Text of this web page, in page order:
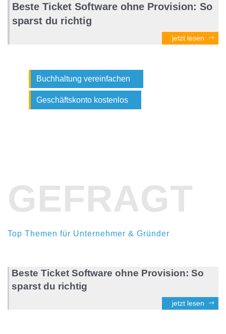
Beste Ticket Software ohne Provision: So
sparst du richtig
jetzt lesen
Buchhaltung vereinfachen
Geschäftskonto kostenlos
GEFRAGT
Top Themen für Unternehmer & Gründer
Beste Ticket Software ohne Provision: So
sparst du richtig
jetzt lesen